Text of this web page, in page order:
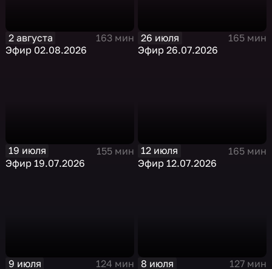
2 августа
163 мин
Эфир 02.08.2026
26 июля
165 мин
Эфир 26.07.2026
19 июля
155 мин
Эфир 19.07.2026
12 июля
165 мин
Эфир 12.07.2026
9 июля 124 мин 8 июля 127 мин